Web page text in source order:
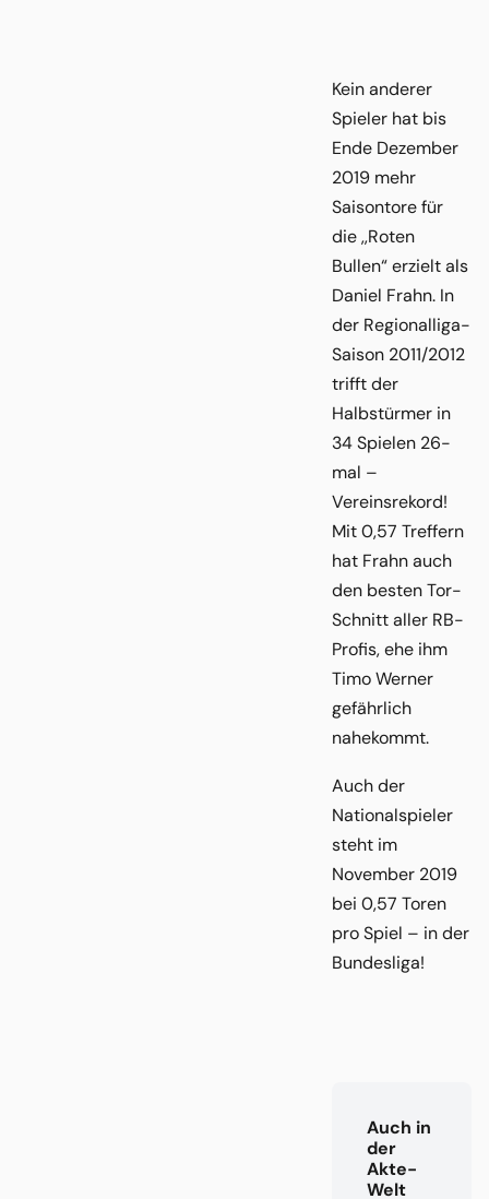
Kein anderer
Spieler hat bis
Ende Dezember
2019 mehr
Saisontore für
die ,,Roten
Bullen“ erzielt als
Daniel Frahn. In
der Regionalliga-
Saison 2011/2012
trifft der
Halbstürmer in
34 Spielen 26-
mal –
Vereinsrekord!
Mit 0,57 Treffern
hat Frahn auch
den besten Tor-
Schnitt aller RB-
Profis, ehe ihm
Timo Werner
gefährlich
nahekommt.
Auch der
Nationalspieler
steht im
November 2019
bei 0,57 Toren
pro Spiel – in der
Bundesliga!
Auch in
der
Akte-
Welt